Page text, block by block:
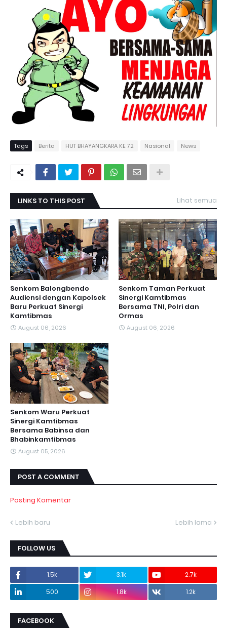
Tags Berita HUT BHAYANGKARA KE 72 Nasional News
LINKS TO THIS POST Lihat semua
Senkom Balongbendo
Audiensi dengan Kapolsek
Baru Perkuat Sinergi
Kamtibmas
August 06, 2026
Senkom Taman Perkuat
Sinergi Kamtibmas
Bersama TNI, Polri dan
Ormas
August 06, 2026
Senkom Waru Perkuat
Sinergi Kamtibmas
Bersama Babinsa dan
Bhabinkamtibmas
August 05, 2026
POST A COMMENT
Posting Komentar
Lebih baru Lebih lama
FOLLOW US
1.5k 3.1k
2.7k
500
1.8k 1.2k
FACEBOOK